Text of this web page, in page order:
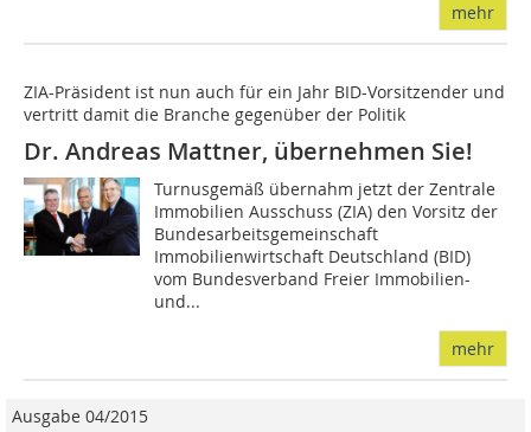
mehr
ZIA-Präsident ist nun auch für ein Jahr BID-Vorsitzender und
vertritt damit die Branche gegenüber der Politik
Dr. Andreas Mattner, übernehmen Sie!
Turnusgemäß übernahm jetzt der Zentrale
Immobilien Ausschuss (ZIA) den Vorsitz der
Bundesarbeitsgemeinschaft
Immobilienwirtschaft Deutschland (BID)
vom Bundesverband Freier Immobilien-
und...
mehr
Ausgabe 04/2015